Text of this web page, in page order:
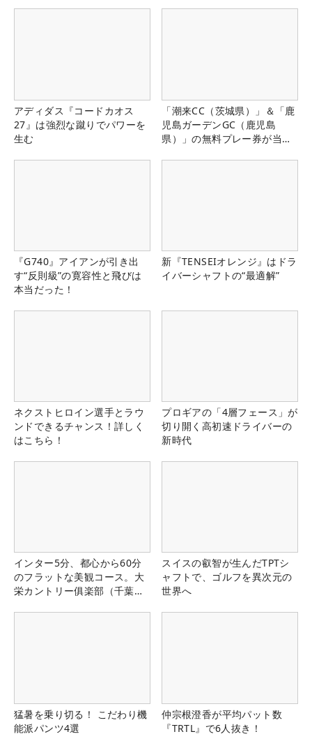
アディダス『コードカオス
27』は強烈な蹴りでパワーを
生む
「潮来CC（茨城県）」＆「鹿
児島ガーデンGC（鹿児島
県）」の無料プレー券が当た
『G740』アイアンが引き出
す“反則級”の寛容性と飛びは
本当だった！
新『TENSEIオレンジ』はドラ
イバーシャフトの“最適解”
ネクストヒロイン選手とラウ
ンドできるチャンス！詳しく
はこちら！
プロギアの「4層フェース」が
切り開く高初速ドライバーの
新時代
インター5分、都心から60分
のフラットな美観コース。大
栄カントリー俱楽部（千葉
スイスの叡智が生んだTPTシ
ャフトで、ゴルフを異次元の
世界へ
猛暑を乗り切る！ こだわり機
能派パンツ4選
仲宗根澄香が平均パット数
『TRTL』で6人抜き！